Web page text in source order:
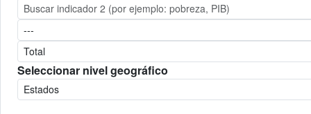
Seleccionar nivel geográfico